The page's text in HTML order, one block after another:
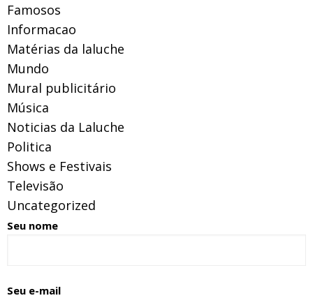
Famosos
Informacao
Matérias da laluche
Mundo
Mural publicitário
Música
Noticias da Laluche
Politica
Shows e Festivais
Televisão
Uncategorized
Seu nome
Seu e-mail